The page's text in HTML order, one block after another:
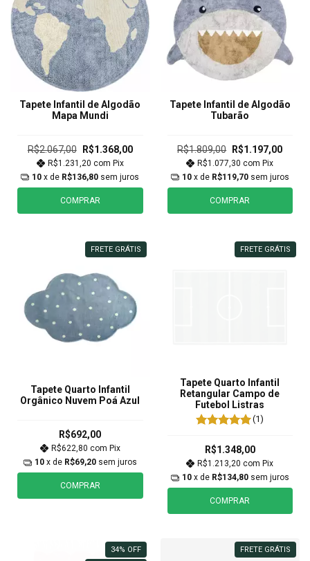
Tapete Infantil de Algodão
Mapa Mundi
R$2.067,00 R$1.368,00
R$1.231,20 com Pix
10 x de R$136,80 sem juros
COMPRAR
Tapete Infantil de Algodão
Tubarão
R$1.809,00 R$1.197,00
R$1.077,30com Pix
10 x de R$119,70 sem juros
COMPRAR
FRETE GRÁTIS
Tapete Quarto Infantil
Orgânico Nuvem Poá Azul
R$692,00
R$622,80 com Pix
10 x de R$69,20 sem juros
COMPRAR
FRETE GRÁTIS
Tapete Quarto Infantil
Retangular Campo de
Futebol Listras
(1)
R$1.348,00
R$1.213,20com Pix
10 x de R$134,80 sem juros
COMPRAR
34% OFF FRETE GRÁTIS